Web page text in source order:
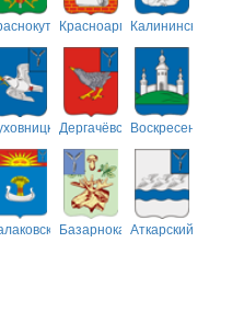
Красноармейский
Калининский
ДергачёвскийВоскресенский
Базарнокарабулакский
Аткарский